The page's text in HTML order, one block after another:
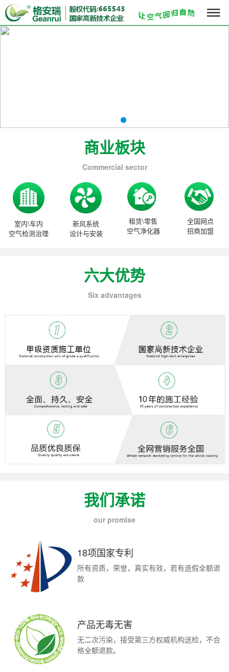

商业板块
Commercial sector
室内\车内
空气检测治理
新风系统
设计与安装
租赁\零售
空气净化器
全国网点
招商加盟
六大优势
Six advantages
我们承诺
our promise
18项国家专利
所有资质，荣誉，真实有效，若有造假全额退
款
产品无毒无害
无二次污染，接受第三方权威机构送检，不合
格全额退款。